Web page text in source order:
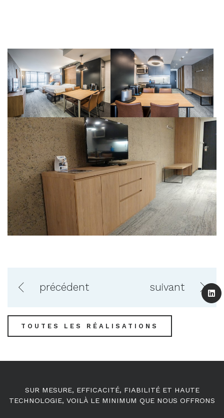
précédent suivant
TOUTES LES RÉALISATIONS
SUR MESURE, EFFICACITÉ, FIABILITÉ ET HAUTE
TECHNOLOGIE, VOILÀ LE MINIMUM QUE NOUS OFFRONS